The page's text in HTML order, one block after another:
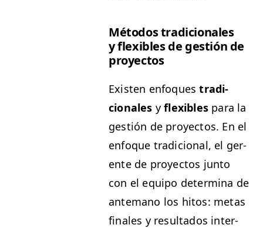
Méto­dos tradi­cionales
y flex­i­bles de gestión de
proyectos
Exis­ten enfo­questradi­
cionales yflex­i­bles para la
gestión de proyec­tos. En el
enfoque tradi­cional, el ger­
ente de proyec­tos jun­to
con el equipo deter­mi­na de
ante­mano los hitos: metas
finales y resul­ta­dos inter­